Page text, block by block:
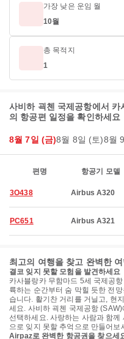
가장 낮은 운임 월
10월
총 목적지
1
사비하 괵첸 국제공항에서 카
의 항공편 일정을 확인하세요
8월 7일 (금)8월 8일 (토)8월
편명 항공기 모델
3O438 Airbus A320
PC651 Airbus A321
최고의 여행을 찾고 완벽한
결코 잊지 못할 모험을 발견하세요
카사블랑카 무함마드 5세 국제공
륙하는 순간부터 숨 막힐 듯한 전
습니다. 활기찬 거리를 거닐고, 현
세요. 사비하 괵첸 국제공항
선택하세요. 사랑하는 사람과 함
으로 잊지 못할 추억으로 만들어보
Airpaz로 완벽한 항공권을 찾으세